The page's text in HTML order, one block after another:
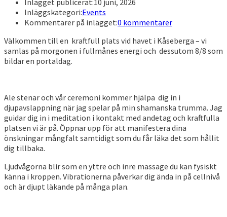
Inläggskategori:Events
Kommentarer på inlägget:0 kommentarer
Välkommen till en kraftfull plats vid havet i Kåseberga – vi
samlas på morgonen i fullmånes energi och dessutom 8/8 som
bildar en portaldag.
Ale stenar och vår ceremoni kommer hjälpa dig in i
djupavslappning när jag spelar på min shamanska trumma. Jag
guidar dig in i meditation i kontakt med andetag och kraftfulla
platsen vi är på. Öppnar upp för att manifestera dina
önskningar mångfalt samtidigt som du får läka det som hållit
dig tillbaka.
Ljudvågorna blir som en yttre och inre massage du kan fysiskt
känna i kroppen. Vibrationerna påverkar dig ända in på cellnivå
och är djupt läkande på många plan.